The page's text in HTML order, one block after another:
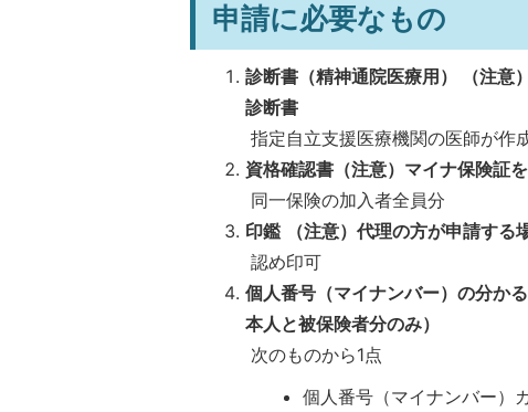
申請に必要なもの
診断書（精神通院医療用） （注意
診断書
指定自立支援医療機関の医師が作
資格確認書（注意）マイナ保険証
同一保険の加入者全員分
印鑑
（注意）代理の方が申請する
認め印可
個人番号（マイナンバー）の分か
本人と被保険者分のみ）
次のものから1点
個人番号（マイナンバー）